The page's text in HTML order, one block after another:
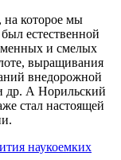
на которое мы
естественной
и смелых
выращивания
внедорожной
др. А Норильский
стал настоящей